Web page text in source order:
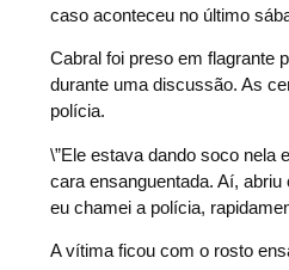
caso aconteceu no último
Cabral foi preso em flagrante
durante uma discussão. As
polícia.
\”Ele estava dando soco nela
cara ensanguentada. Aí, abriu
eu chamei a polícia,
A vítima ficou com o rosto